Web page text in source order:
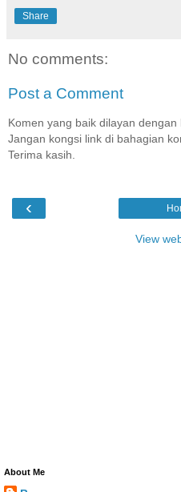
Share
No comments:
Post a Comment
Komen yang baik dilayan dengan
Jangan kongsi link di bahagian
Terima kasih.
‹
View
About Me